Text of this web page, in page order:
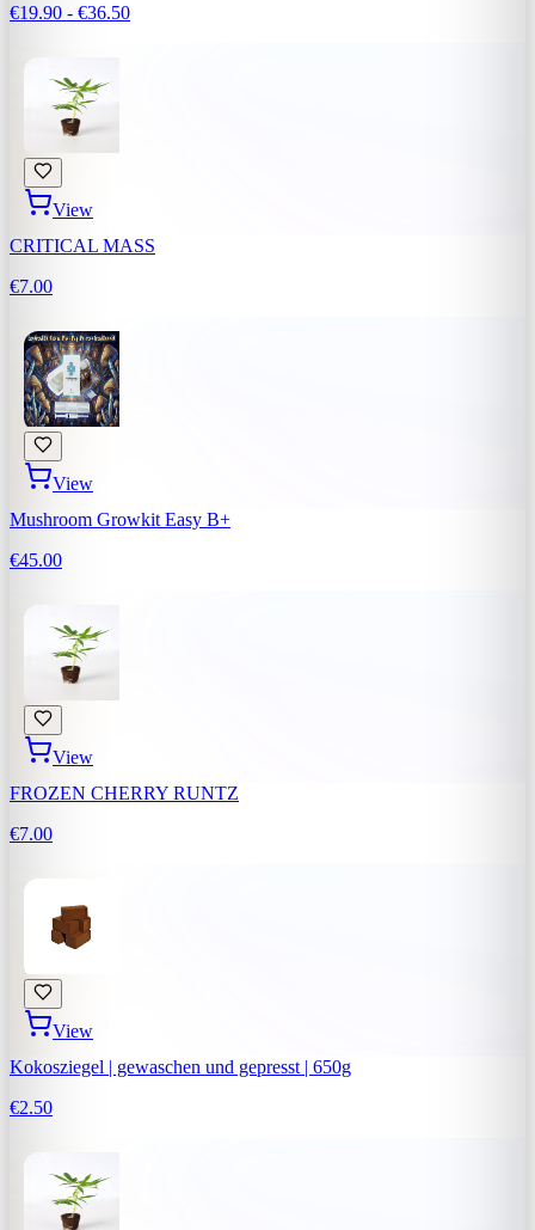
€19.90 - €36.50
View
CRITICAL MASS
€7.00
View
Mushroom Growkit Easy B+
€45.00
View
FROZEN CHERRY RUNTZ
€7.00
View
Kokosziegel | gewaschen und gepresst | 650g
€2.50